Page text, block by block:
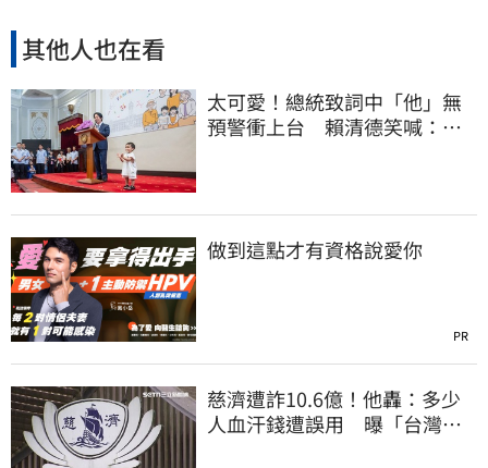
其他人也在看
太可愛！總統致詞中「他」無
預警衝上台 賴清德笑喊：卸
做到這點才有資格說愛你
PR
慈濟遭詐10.6億！他轟：多少
人血汗錢遭誤用 曝「台灣這